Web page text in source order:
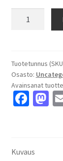
7.0x17"
5x100
ET35
keskireikä:57.10
Tuotetunnus
Osasto:
Avainsanat
Fa
o
M
Kuvaus